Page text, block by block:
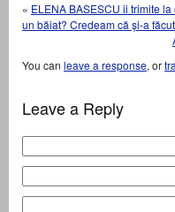
« ELENA BASESCU ii trimite
un băiat? Credeam că şi-a
You can leave a response, or
Leave a Reply